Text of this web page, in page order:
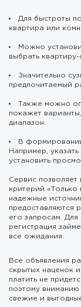
Для быстроты
квартира или
Можно
выбрать квартиру-
Значительно
предпочитаемый
Также можно
покажет
диапазон.
В
Например,
установить
Сервис позволяет
критерий
надежные
предоставляются
его запросам. Для
регистрация
все ожидания.
Все объявления
скрытых наценок
платить не
поэтому вниманию
свежие и